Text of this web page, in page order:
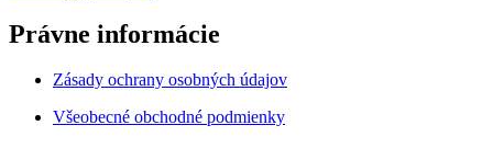
Právne informácie
Zásady ochrany osobných údajov
Všeobecné obchodné podmienky